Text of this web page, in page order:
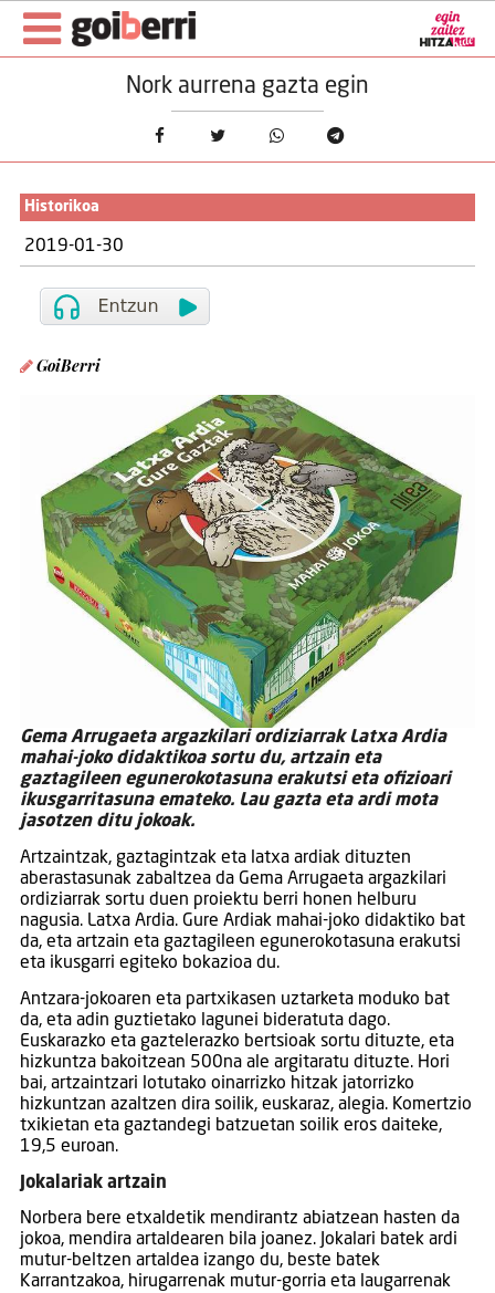
Nork aurrena gazta egin
Historikoa
2019-01-30
GoiBerri
Gema Arrugaeta argazkilari ordiziarrak Latxa Ardia
mahai-joko didaktikoa sortu du, artzain eta
gaztagileen egunerokotasuna erakutsi eta ofizioari
ikusgarritasuna emateko. Lau gazta eta ardi mota
jasotzen ditu jokoak.
Artzaintzak, gaztagintzak eta latxa ardiak dituzten
aberastasunak zabaltzea da Gema Arrugaeta argazkilari
ordiziarrak sortu duen proiektu berri honen helburu
nagusia. Latxa Ardia. Gure Ardiak mahai-joko didaktiko bat
da, eta artzain eta gaztagileen egunerokotasuna erakutsi
eta ikusgarri egiteko bokazioa du.
Antzara-jokoaren eta partxikasen uztarketa moduko bat
da, eta adin guztietako lagunei bideratuta dago.
Euskarazko eta gaztelerazko bertsioak sortu dituzte, eta
hizkuntza bakoitzean 500na ale argitaratu dituzte. Hori
bai, artzaintzari lotutako oinarrizko hitzak jatorrizko
hizkuntzan azaltzen dira soilik, euskaraz, alegia. Komertzio
txikietan eta gaztandegi batzuetan soilik eros daiteke,
19,5 euroan.
Jokalariak artzain
Norbera bere etxaldetik mendirantz abiatzean hasten da
jokoa, mendira artaldearen bila joanez. Jokalari batek ardi
mutur-beltzen artaldea izango du, beste batek
Karrantzakoa, hirugarrenak mutur-gorria eta laugarrenak